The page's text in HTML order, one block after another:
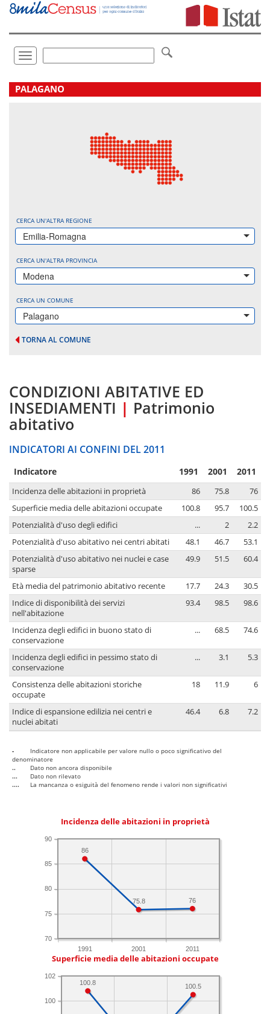
Vai
direttamente
Toggle
navigation
.
PALAGANO
CERCA UN'ALTRA REGIONE
Emilia-Romagna
CERCA UN'ALTRA PROVINCIA
Modena
CERCA UN COMUNE
Palagano
TORNA AL COMUNE
CONDIZIONI ABITATIVE ED
INSEDIAMENTI | Patrimonio
abitativo
INDICATORI AI CONFINI DEL 2011
Indicatore 1991 2001 2011
Incidenza delle abitazioni in proprietà 86 75.8
76
Superficie media delle abitazioni occupate
100.8 95.7
100.5
Potenzialità d'uso degli edifici
... 2
2.2
Potenzialità d'uso abitativo nei centri abitati
48.1 46.7
53.1
Potenzialità d'uso abitativo nei nuclei e case
sparse
49.9 51.5 60.4
Età media del patrimonio abitativo recente 17.7 24.3
30.5
Indice di disponibilità dei servizi
nell'abitazione
93.4 98.5 98.6
Incidenza degli edifici in buono stato di
conservazione
... 68.5 74.6
Incidenza degli edifici in pessimo stato di
conservazione
... 3.1 5.3
Consistenza delle abitazioni storiche
occupate
18 11.9 6
Indice di espansione edilizia nei centri e
nuclei abitati
46.4 6.8 7.2
-
Indicatore non applicabile per valore nullo o poco significativo del
denominatore
..
Dato non ancora disponibile
...
Dato non rilevato
....
La mancanza o esiguità del fenomeno rende i valori non significativi
Incidenza delle abitazioni in proprietà
1991 2001 2011
70
75
80
85
90
76
75.8
86
Superficie media delle abitazioni occupate
100
102
100.5
100.8